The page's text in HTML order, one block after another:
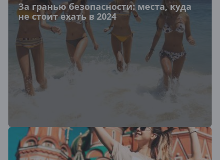
За гранью безопасности: места, куда
не стоит ехать в 2024